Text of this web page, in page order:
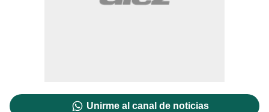
Unirme al canal de noticias